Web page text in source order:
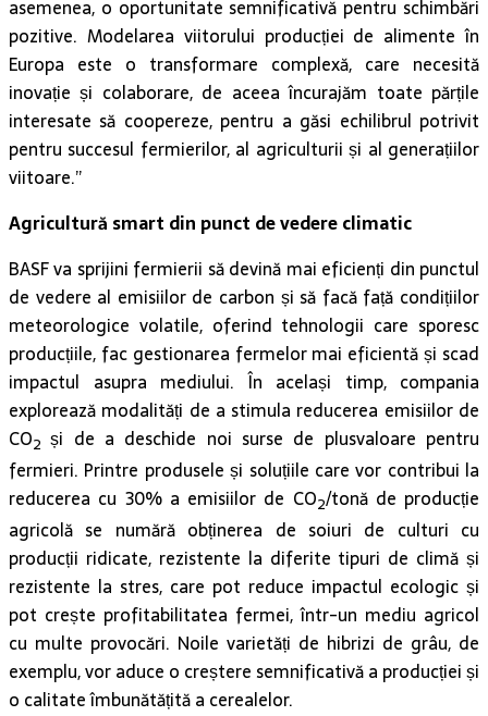
asemenea, o oportunitate semnificativă pentru schimbări
pozitive. Modelarea viitorului producției de alimente în
Europa este o transformare complexă, care necesită
inovație și colaborare, de aceea încurajăm toate părțile
interesate să coopereze, pentru a găsi echilibrul potrivit
pentru succesul fermierilor, al agriculturii și al generațiilor
viitoare.”
Agricultură smart din punct de vedere climatic
BASF va sprijini fermierii să devină mai eficienți din punctul
de vedere al emisiilor de carbon și să facă față condițiilor
meteorologice volatile, oferind tehnologii care sporesc
producțiile, fac gestionarea fermelor mai eficientă și scad
impactul asupra mediului. În același timp, compania
explorează modalități de a stimula reducerea emisiilor de
CO2și de a deschide noi surse de plusvaloare pentru
fermieri. Printre produsele și soluțiile care vor contribui la
reducerea cu 30% a emisiilor de CO2/tonă de producție
agricolă se numără obținerea de soiuri de culturi cu
producții ridicate, rezistente la diferite tipuri de climă și
rezistente la stres, care pot reduce impactul ecologic și
pot crește profitabilitatea fermei, într-un mediu agricol
cu multe provocări. Noile varietăți de hibrizi de grâu, de
exemplu, vor aduce o creștere semnificativă a producției și
o calitate îmbunătățită a cerealelor.